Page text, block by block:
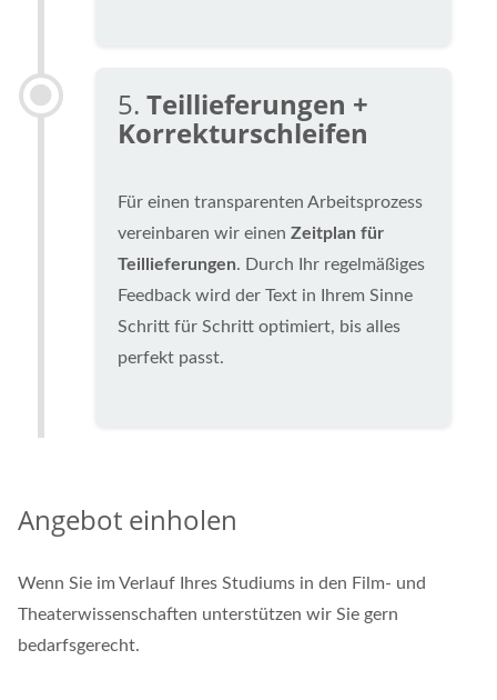
5. Teillieferungen +
Korrekturschleifen
Für einen transparenten Arbeitsprozess
vereinbaren wir einen Zeitplan für
Teillieferungen. Durch Ihr regelmäßiges
Feedback wird der Text in Ihrem Sinne
Schritt für Schritt optimiert, bis alles
perfekt passt.
Angebot einholen
Wenn Sie im Verlauf Ihres Studiums in den Film- und
Theaterwissenschaften unterstützen wir Sie gern
bedarfsgerecht.